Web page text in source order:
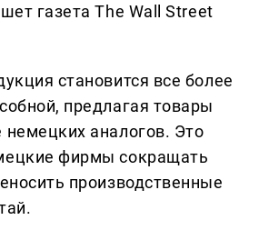
газета The Wall Street
становится все более
предлагая товары
аналогов. Это
фирмы сокращать
производственные